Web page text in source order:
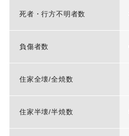
死者・行方不明者数
負傷者数
住家全壊/全焼数
住家半壊/半焼数